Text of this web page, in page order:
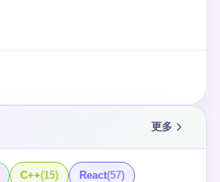
更多
C++(15) React(57)